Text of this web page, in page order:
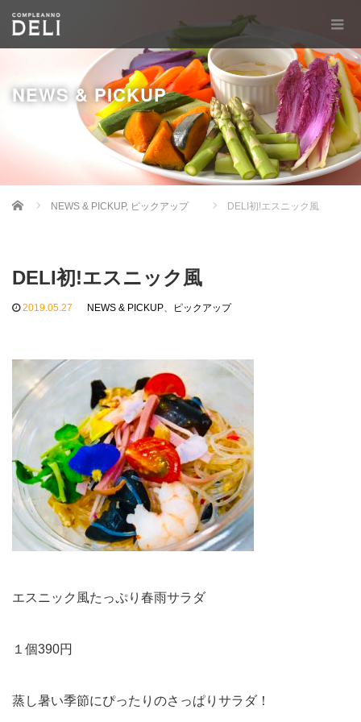
NEWS & PICKUP
Home NEWS & PICKUP, ピックアップ DELI初!エスニック風
DELI初!エスニック風
2019.05.27 NEWS & PICKUP、 ピックアップ
エスニック風たっぷり春雨サラダ
１個390円
蒸し暑い季節にぴったりのさっぱりサラダ！